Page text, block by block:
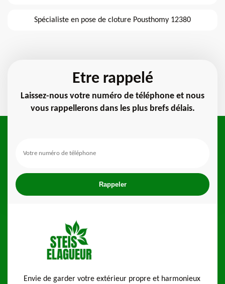
Spécialiste en pose de cloture Pousthomy 12380
Etre rappelé
Laissez-nous votre numéro de téléphone et nous
vous rappellerons dans les plus brefs délais.
Envie de garder votre extérieur propre et harmonieux